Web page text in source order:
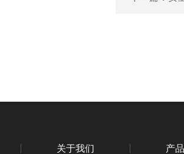
关于我们 产